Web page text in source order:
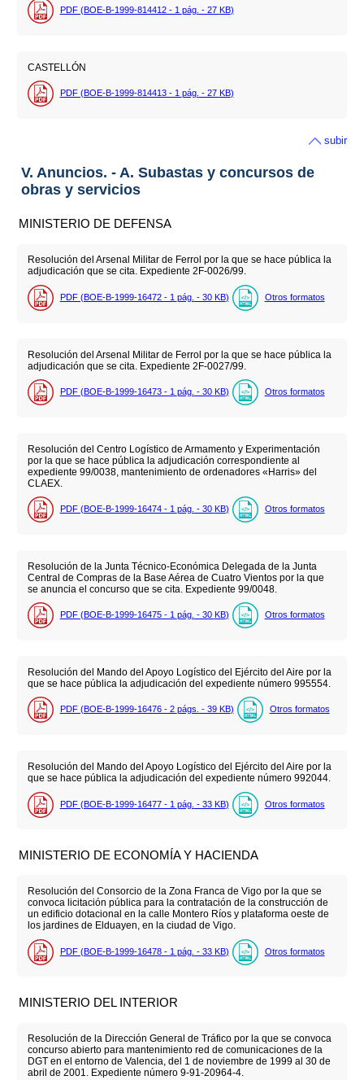
PDF (BOE-B-1999-814412 - 1 pág. - 27 KB)
CASTELLÓN
PDF (BOE-B-1999-814413 - 1 pág. - 27 KB)
subir
V. Anuncios. - A. Subastas y concursos de
obras y servicios
MINISTERIO DE DEFENSA
Resolución del Arsenal Militar de Ferrol por la que se hace pública la
adjudicación que se cita. Expediente 2F-0026/99.
PDF (BOE-B-1999-16472 - 1 pág. - 30 KB) Otros formatos
Resolución del Arsenal Militar de Ferrol por la que se hace pública la
adjudicación que se cita. Expediente 2F-0027/99.
PDF (BOE-B-1999-16473 - 1 pág. - 30 KB) Otros formatos
Resolución del Centro Logístico de Armamento y Experimentación
por la que se hace pública la adjudicación correspondiente al
expediente 99/0038, mantenimiento de ordenadores «Harris» del
CLAEX.
PDF (BOE-B-1999-16474 - 1 pág. - 30 KB) Otros formatos
Resolución de la Junta Técnico-Económica Delegada de la Junta
Central de Compras de la Base Aérea de Cuatro Vientos por la que
se anuncia el concurso que se cita. Expediente 99/0048.
PDF (BOE-B-1999-16475 - 1 pág. - 30 KB) Otros formatos
Resolución del Mando del Apoyo Logístico del Ejército del Aire por la
que se hace pública la adjudicación del expediente número 995554.
PDF (BOE-B-1999-16476 - 2 págs. - 39 KB) Otros formatos
Resolución del Mando del Apoyo Logístico del Ejército del Aire por la
que se hace pública la adjudicación del expediente número 992044.
PDF (BOE-B-1999-16477 - 1 pág. - 33 KB) Otros formatos
MINISTERIO DE ECONOMÍA Y HACIENDA
Resolución del Consorcio de la Zona Franca de Vigo por la que se
convoca licitación pública para la contratación de la construcción de
un edificio dotacional en la calle Montero Ríos y plataforma oeste de
los jardines de Elduayen, en la ciudad de Vigo.
PDF (BOE-B-1999-16478 - 1 pág. - 33 KB) Otros formatos
MINISTERIO DEL INTERIOR
Resolución de la Dirección General de Tráfico por la que se convoca
concurso abierto para mantenimiento red de comunicaciones de la
DGT en el entorno de Valencia, del 1 de noviembre de 1999 al 30 de
abril de 2001. Expediente número 9-91-20964-4.